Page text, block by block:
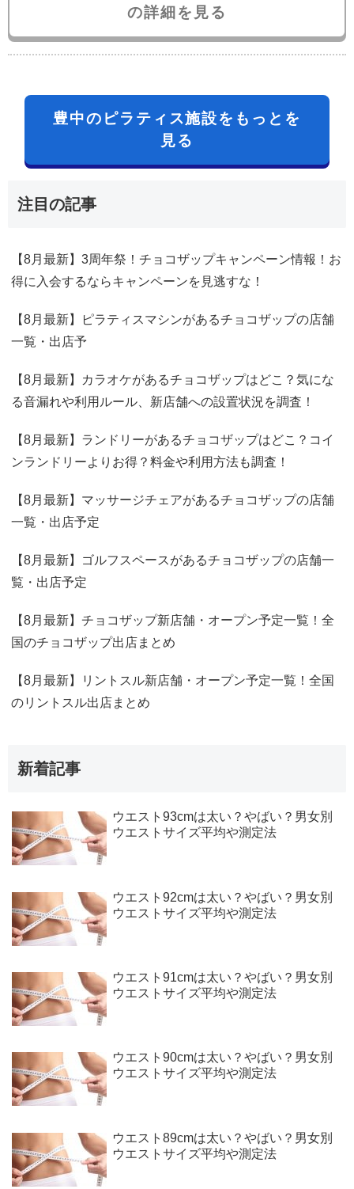
の詳細を見る
豊中のピラティス施設をもっとを
見る
注目の記事
【8月最新】3周年祭！チョコザップキャンペーン情報！お
得に入会するならキャンペーンを見逃すな！
【8月最新】ピラティスマシンがあるチョコザップの店舗
一覧・出店予
【8月最新】カラオケがあるチョコザップはどこ？気にな
る音漏れや利用ルール、新店舗への設置状況を調査！
【8月最新】ランドリーがあるチョコザップはどこ？コイ
ンランドリーよりお得？料金や利用方法も調査！
【8月最新】マッサージチェアがあるチョコザップの店舗
一覧・出店予定
【8月最新】ゴルフスペースがあるチョコザップの店舗一
覧・出店予定
【8月最新】チョコザップ新店舗・オープン予定一覧！全
国のチョコザップ出店まとめ
【8月最新】リントスル新店舗・オープン予定一覧！全国
のリントスル出店まとめ
新着記事
ウエスト93cmは太い？やばい？男女別
ウエストサイズ平均や測定法
ウエスト92cmは太い？やばい？男女別
ウエストサイズ平均や測定法
ウエスト91cmは太い？やばい？男女別
ウエストサイズ平均や測定法
ウエスト90cmは太い？やばい？男女別
ウエストサイズ平均や測定法
ウエスト89cmは太い？やばい？男女別
ウエストサイズ平均や測定法